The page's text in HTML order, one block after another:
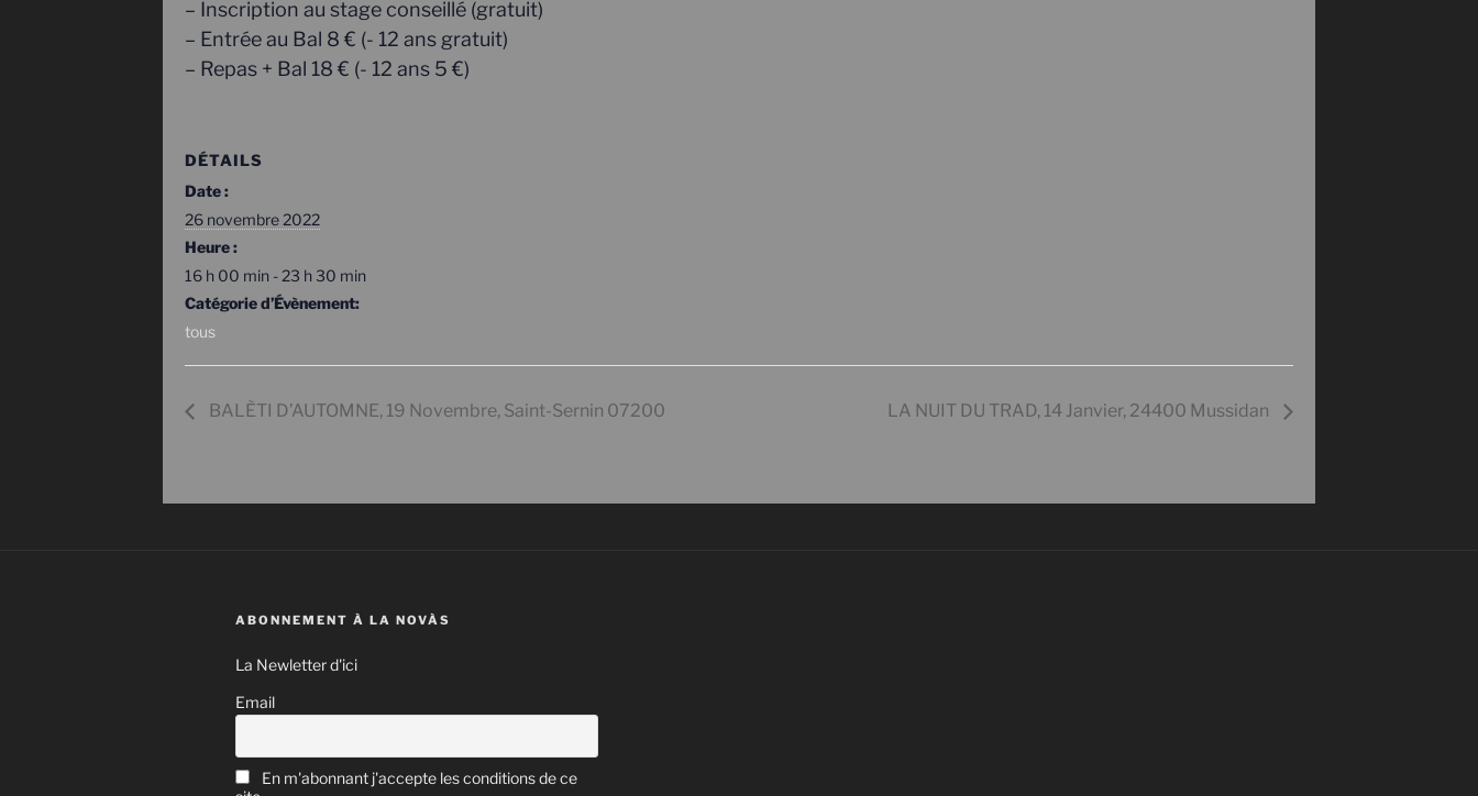
– Inscription au stage conseillé (gratuit)
– Entrée au Bal 8 € (- 12 ans gratuit)
– Repas + Bal 18 € (- 12 ans 5 €)
DÉTAILS
Date :
26 novembre 2022
Heure :
16 h 00 min - 23 h 30 min
Catégorie d’Évènement:
tous
BALÈTI D’AUTOMNE, 19 Novembre, Saint-Sernin 07200 LA NUIT DU TRAD, 14 Janvier, 24400 Mussidan
ABONNEMENT À LA NOVÀS
La Newletter d'ici
Email
En m'abonnant j'accepte les conditions de ce